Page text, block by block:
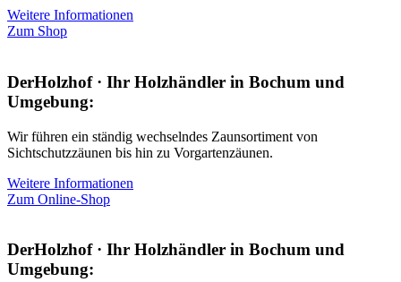
Weitere Informationen
Zum Shop
DerHolzhof · Ihr Holzhändler in Bochum und
Umgebung:
Wir führen ein ständig wechselndes Zaunsortiment von
Sichtschutzzäunen bis hin zu Vorgartenzäunen.
Weitere Informationen
Zum Online-Shop
DerHolzhof · Ihr Holzhändler in Bochum und
Umgebung: